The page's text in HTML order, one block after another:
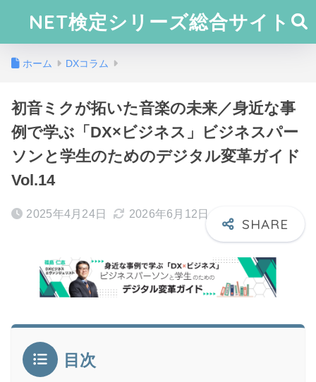
NET検定シリーズ総合サイト
ホーム DXコラム
初音ミクが拓いた音楽の未来／身近な事
例で学ぶ「DX×ビジネス」ビジネスパー
ソンと学生のためのデジタル変革ガイド
Vol.14
2025年4月24日 2026年6月12日
目次